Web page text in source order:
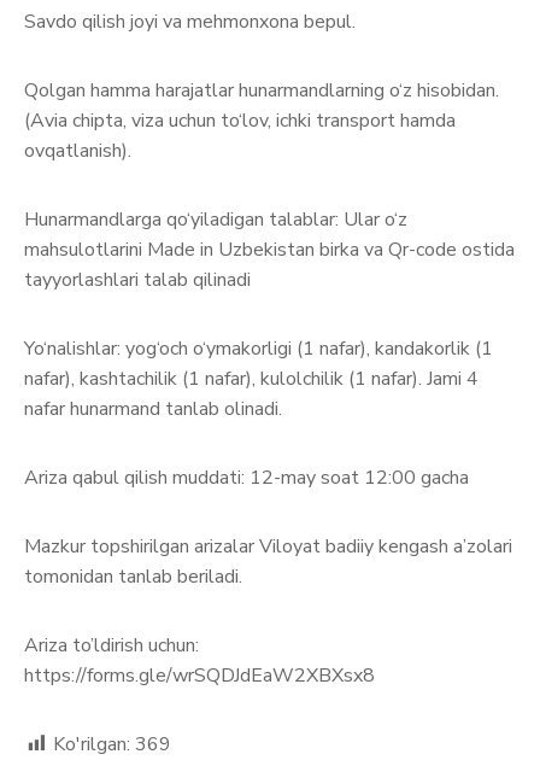
Savdo qilish joyi va mehmonxona bepul.
Qolgan hamma harajatlar hunarmandlarning o‘z hisobidan.
(Avia chipta, viza uchun to‘lov, ichki transport hamda
ovqatlanish).
Hunarmandlarga qo‘yiladigan talablar: Ular o‘z
mahsulotlarini Made in Uzbekistan birka va Qr-code ostida
tayyorlashlari talab qilinadi
Yo‘nalishlar: yog‘och o‘ymakorligi (1 nafar), kandakorlik (1
nafar), kashtachilik (1 nafar), kulolchilik (1 nafar). Jami 4
nafar hunarmand tanlab olinadi.
Ariza qabul qilish muddati: 12-may soat 12:00 gacha
Mazkur topshirilgan arizalar Viloyat badiiy kengash a’zolari
tomonidan tanlab beriladi.
Ariza to’ldirish uchun:
https://forms.gle/wrSQDJdEaW2XBXsx8
Ko'rilgan: 369